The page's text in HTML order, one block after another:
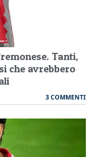
Tanti,
che avrebbero
3 COMMENTI